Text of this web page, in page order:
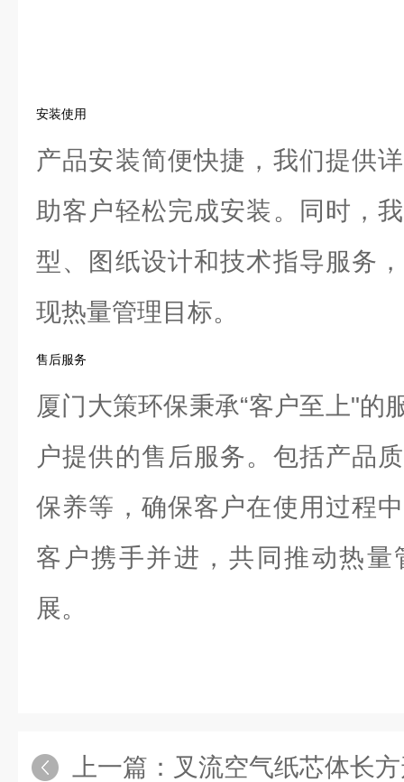
安装使用
产品安装简便快捷，我们提供
助客户轻松完成安装。同时，
型、图纸设计和技术指导服务
现热量管理目标。
售后服务
厦门大策环保秉承“客户至上"的
户提供的售后服务。包括产品
保养等，确保客户在使用过程
客户携手并进，共同推动热
展。
上一篇： 叉流空气纸芯体长